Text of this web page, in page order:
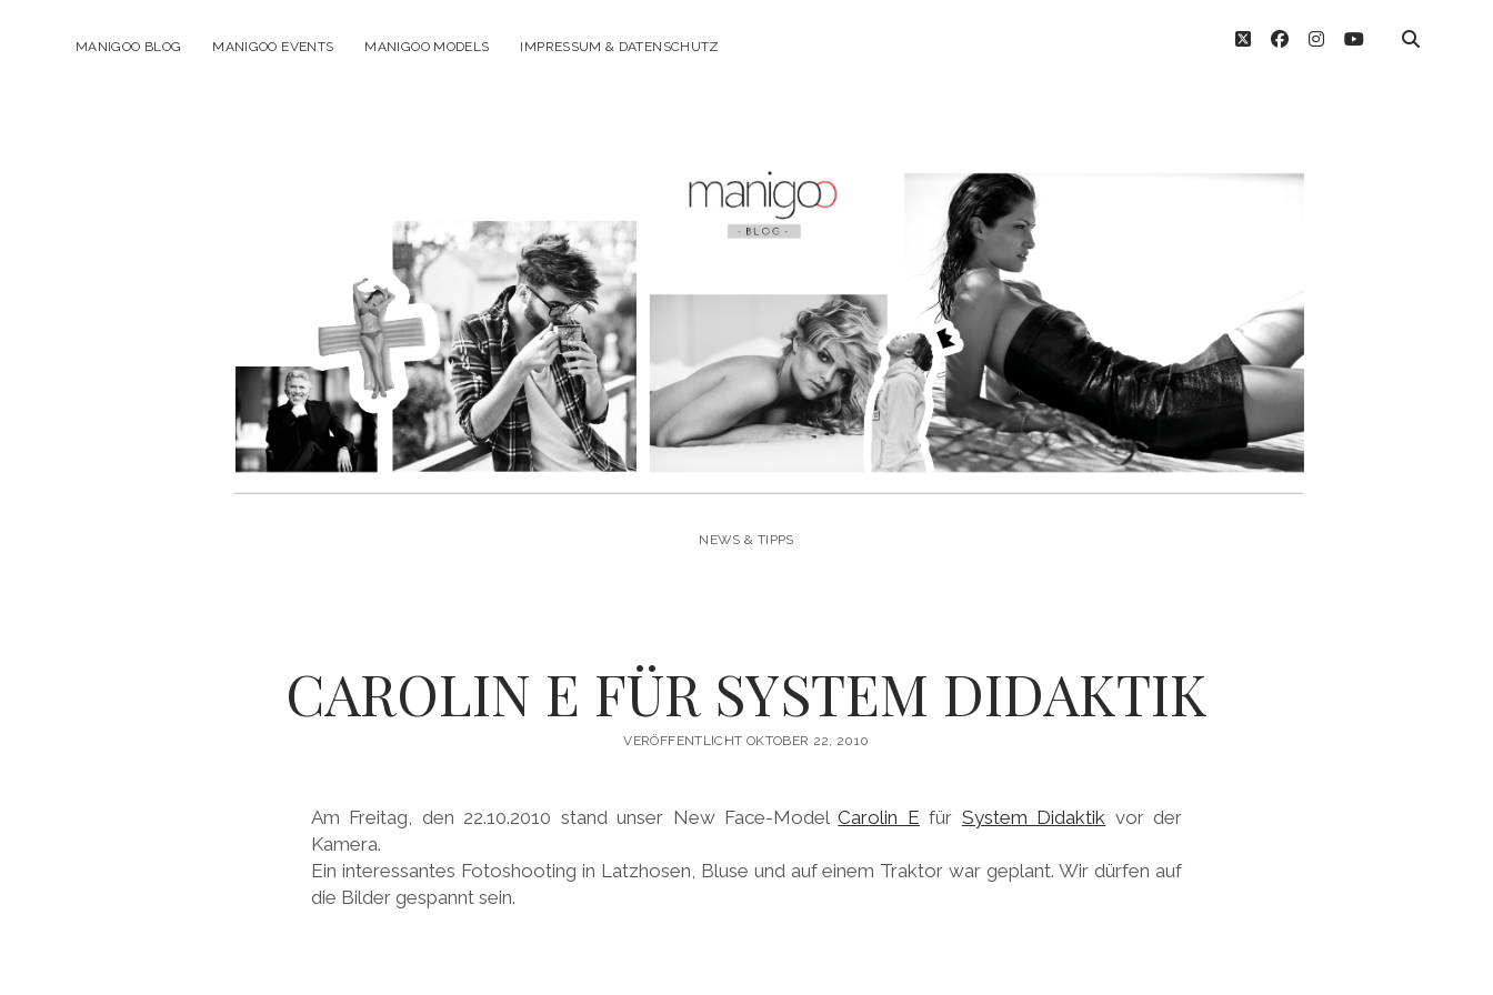
MANIGOO BLOG MANIGOO EVENTS MANIGOO MODELS IMPRESSUM & DATENSCHUTZ twitterfacebook
instagram
youtube
NEWS & TIPPS
CAROLIN E FÜR SYSTEM DIDAKTIK
VERÖFFENTLICHT OKTOBER 22, 2010
Am Freitag, den 22.10.2010 stand unser New Face-ModelCarolin E für System Didaktik vor der
Kamera.
Ein interessantes Fotoshooting in Latzhosen, Bluse und auf einem Traktor war geplant. Wir dürfen auf
die Bilder gespannt sein.